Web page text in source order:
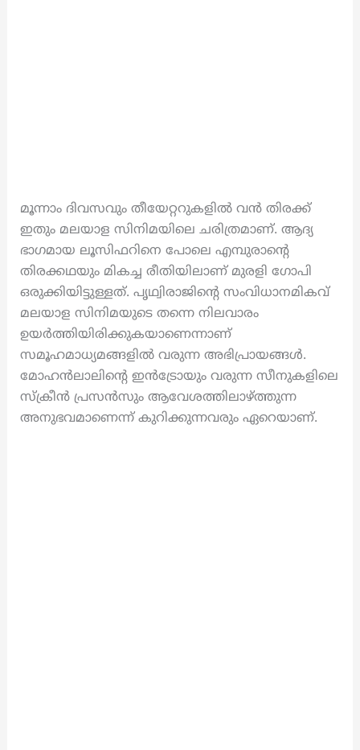
മൂന്നാം ദിവസവും തീയേറ്ററുകളിൽ വൻ തിരക്ക്
ഇതും മലയാള സിനിമയിലെ ചരിത്രമാണ്. ആദ്യ
ഭാഗമായ ലൂസിഫറിനെ പോലെ എമ്പുരാന്റെ
തിരക്കഥയും മികച്ച രീതിയിലാണ് മുരളി ഗോപി
ഒരുക്കിയിട്ടുള്ളത്. പൃഥ്വിരാജിന്റെ സംവിധാനമികവ്
മലയാള സിനിമയുടെ തന്നെ നിലവാരം
ഉയര്‍ത്തിയിരിക്കുകയാണെന്നാണ്
സമൂഹമാധ്യമങ്ങളില്‍ വരുന്ന അഭിപ്രായങ്ങള്‍.
മോഹന്‍ലാലിന്റെ ഇന്‍ട്രോയും വരുന്ന സീനുകളിലെ
സ്‌ക്രീന്‍ പ്രസന്‍സും ആവേശത്തിലാഴ്ത്തുന്ന
അനുഭവമാണെന്ന് കുറിക്കുന്നവരും ഏറെയാണ്.